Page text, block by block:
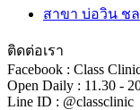
สาขา บ่อวิน ช
ติดต่อเรา
Facebook : Class
Open Daily : 11.30 -
Line ID : @classclinic​